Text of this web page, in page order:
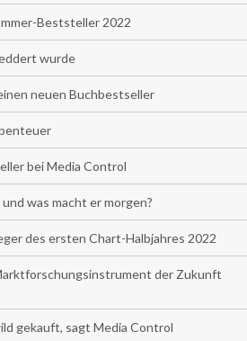
Beststeller 2022
wurde
neuen Buchbestseller
bei Media Control
was macht er morgen?
des ersten Chart-Halbjahres 2022
der Zukunft
gekauft, sagt Media Control